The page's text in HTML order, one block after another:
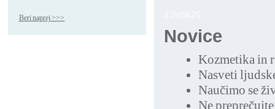
Novice
Kozmetika in
Nasveti
Naučimo se
Ne
Beri naprej >>>